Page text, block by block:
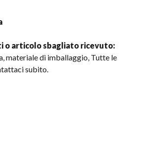
o articolo sbagliato ricevuto:
materiale di imballaggio, Tutte le
subito.